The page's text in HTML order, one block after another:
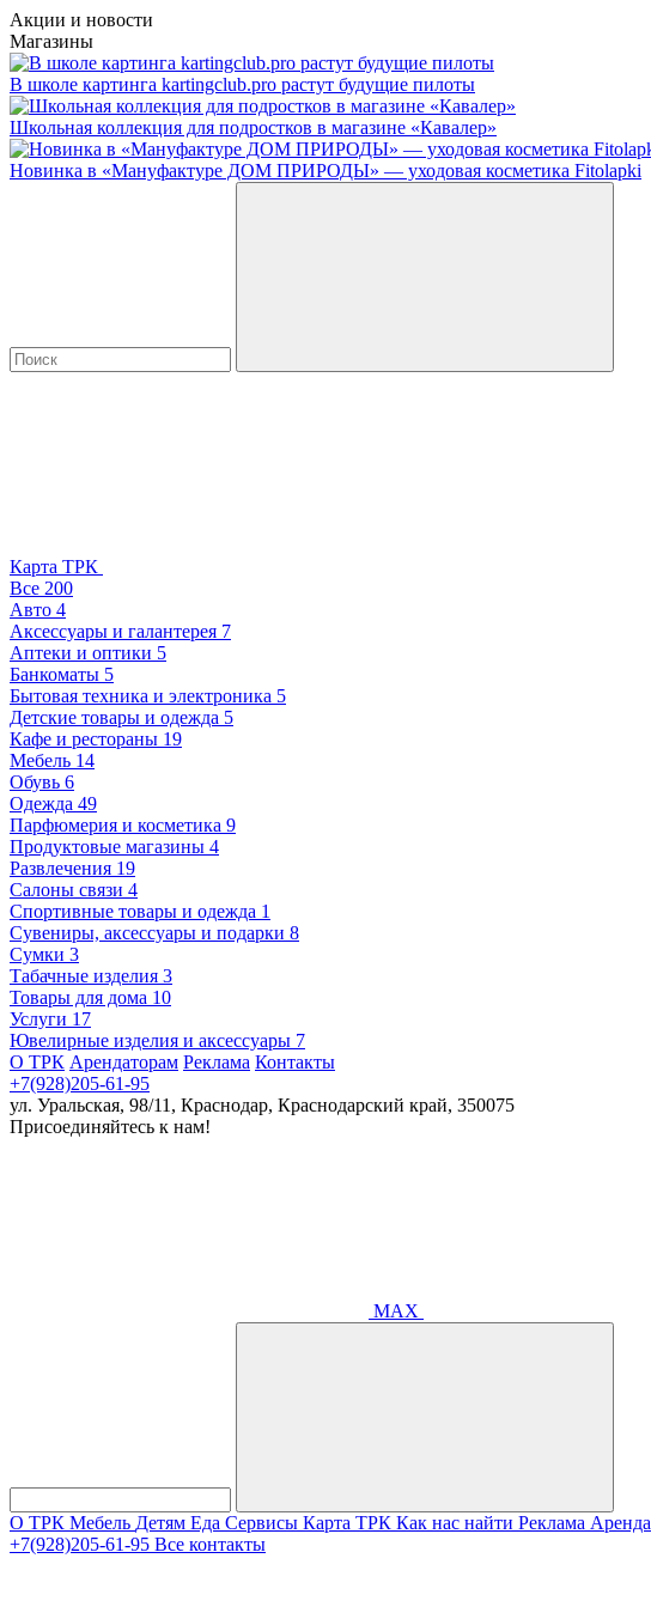
Акции и новости
Магазины
В школе картинга kartingclub.pro растут будущие пилоты
Школьная коллекция для подростков в магазине «Кавалер»
Новинка в «Мануфактуре ДОМ ПРИРОДЫ» — уходовая косметика Fitolapki
Карта ТРК
Все 200
Авто 4
Аксессуары и галантерея 7
Аптеки и оптики 5
Банкоматы 5
Бытовая техника и электроника 5
Детские товары и одежда 5
Кафе и рестораны 19
Мебель 14
Обувь 6
Одежда 49
Парфюмерия и косметика 9
Продуктовые магазины 4
Развлечения 19
Салоны связи 4
Спортивные товары и одежда 1
Сувениры, аксессуары и подарки 8
Сумки 3
Табачные изделия 3
Товары для дома 10
Услуги 17
Ювелирные изделия и аксессуары 7
О ТРК Арендаторам Реклама Контакты
+7(928)205-61-95
ул. Уральская, 98/11, Краснодар, Краснодарский край, 350075
Присоединяйтесь к нам!
MAX
О ТРК Мебель Детям Еда Сервисы Карта ТРК Как нас найти Реклама Аренда
+7(928)205-61-95 Все контакты